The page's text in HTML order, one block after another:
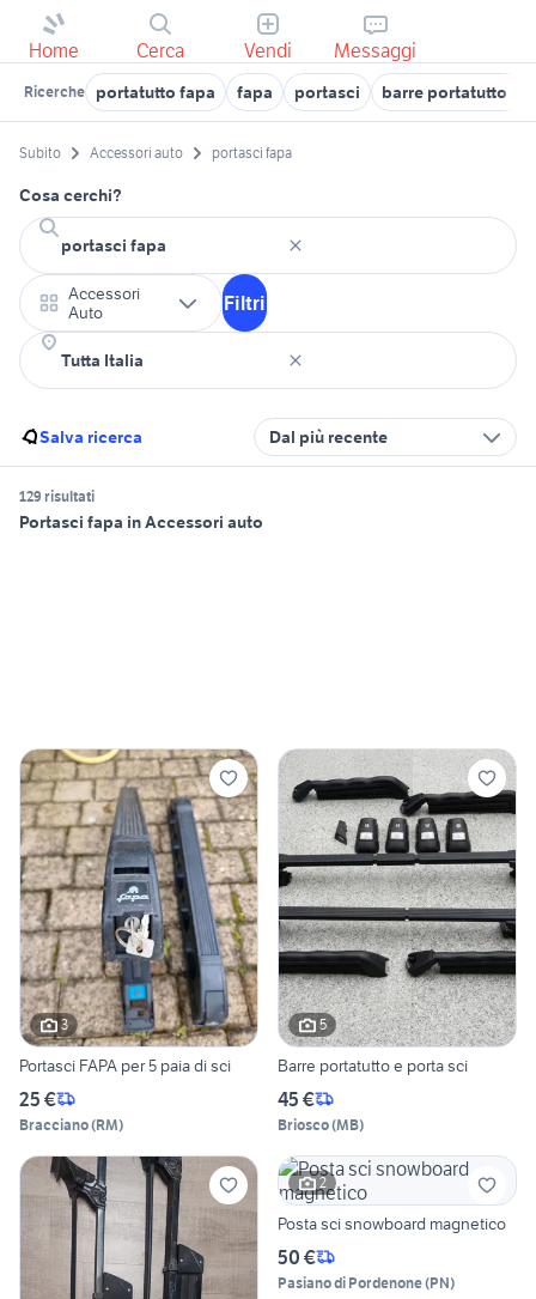
Home Cerca Vendi Messaggi
Ricerche portatutto fapa fapa portasci barre portatutto
Subito Accessori auto portasci fapa
Cosa cerchi?
Accessori
Auto
Filtri
Salva ricerca Dal più recente
129 risultati
Portasci fapa in Accessori auto
3
Portasci FAPA per 5 paia di sci
25 €
Bracciano(RM)
5
Barre portatutto e porta sci
45 €
Briosco(MB)
2
Posta sci snowboard magnetico
50 €
Pasiano di Pordenone(PN)